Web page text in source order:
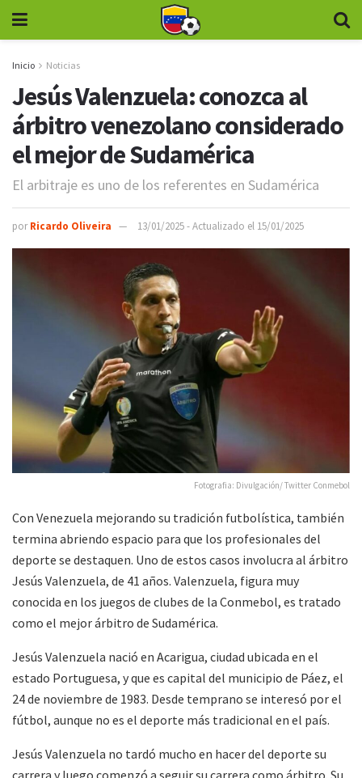
Inicio Noticias
Jesús Valenzuela: conozca al
árbitro venezolano considerado
el mejor de Sudamérica
El arbitraje es uno de los referentes en Sudamérica
por Ricardo Oliveira 13/01/2025 - Actualizado el 15/01/2025
Fotografia: Divulgación/ Twitter Conmebol
Con Venezuela mejorando su tradición futbolística, también
termina abriendo espacio para que los profesionales del
deporte se destaquen. Uno de estos casos involucra al árbitro
Jesús Valenzuela, de 41 años. Valenzuela, figura muy
conocida en los juegos de clubes de la Conmebol, es tratado
como el mejor árbitro de Sudamérica.
Jesús Valenzuela nació en Acarigua, ciudad ubicada en el
estado Portuguesa, y que es capital del municipio de Páez, el
24 de noviembre de 1983. Desde temprano se interesó por el
fútbol, aunque no es el deporte más tradicional en el país.
Jesús Valenzuela no tardó mucho en hacer del deporte su